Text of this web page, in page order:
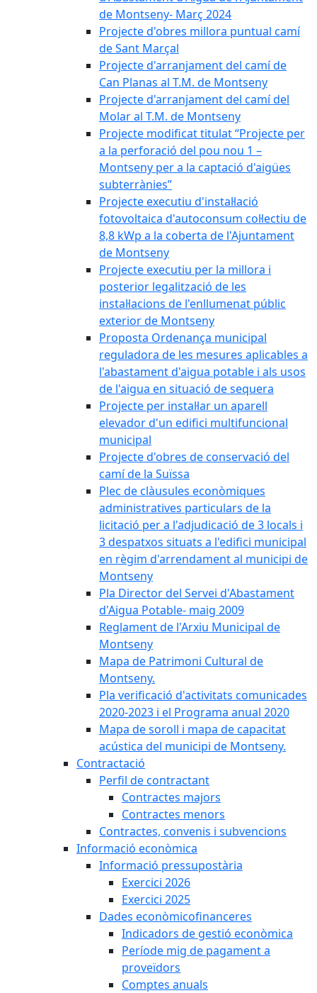
de Montseny- Març 2024
Projecte d'obres millora puntual camí
de Sant Marçal
Projecte d'arranjament del camí de
Can Planas al T.M. de Montseny
Projecte d'arranjament del camí del
Molar al T.M. de Montseny
Projecte modificat titulat “Projecte per
a la perforació del pou nou 1 –
Montseny per a la captació d'aigües
subterrànies”
Projecte executiu d'instal·lació
fotovoltaica d'autoconsum col·lectiu de
8,8 kWp a la coberta de l'Ajuntament
de Montseny
Projecte executiu per la millora i
posterior legalització de les
instal·lacions de l'enllumenat públic
exterior de Montseny
Proposta Ordenança municipal
reguladora de les mesures aplicables a
l'abastament d'aigua potable i als usos
de l'aigua en situació de sequera
Projecte per instal·lar un aparell
elevador d'un edifici multifuncional
municipal
Projecte d'obres de conservació del
camí de la Suïssa
Plec de clàusules econòmiques
administratives particulars de la
licitació per a l'adjudicació de 3 locals i
3 despatxos situats a l'edifici municipal
en règim d'arrendament al municipi de
Montseny
Pla Director del Servei d'Abastament
d'Aigua Potable- maig 2009
Reglament de l'Arxiu Municipal de
Montseny
Mapa de Patrimoni Cultural de
Montseny.
Pla verificació d'activitats comunicades
2020-2023 i el Programa anual 2020
Mapa de soroll i mapa de capacitat
acústica del municipi de Montseny.
Contractació
Perfil de contractant
Contractes majors
Contractes menors
Contractes, convenis i subvencions
Informació econòmica
Informació pressupostària
Exercici 2026
Exercici 2025
Dades econòmicofinanceres
Indicadors de gestió econòmica
Període mig de pagament a
proveïdors
Comptes anuals